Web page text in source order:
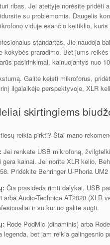
ribas. Jei ateityje norėsite pridėti
su problemomis. Daugelis
viduje esančio keitiklio,
standartas. Jie naudoja
kokybės praradimo. Bet jums
pasirinkimai, kainuojantys nuo
Galite keisti mikroforus,
ilgalaikėje perspektyvoje, XLR
skirtingiems
reikia pirkti? Štai mano
Jei renkate USB mikrofoną,
kainai. Jei norite XLR kelio,
Pridėkite Behringer U-Phoria
Čia prasideda rimti dalykai. USB
arba Audio-Technica AT2020
ir su kuriuo galite augti.
Rode PodMic (dinaminis) arba
bet jam reikia galingesnio